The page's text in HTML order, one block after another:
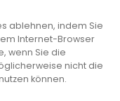
ablehnen, indem Sie
Internet-Browser
wenn Sie die
nicht die
können.